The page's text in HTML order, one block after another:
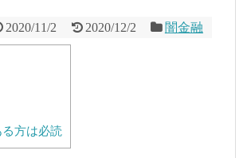
2020/11/2 2020/12/2 闇金融
方は必読